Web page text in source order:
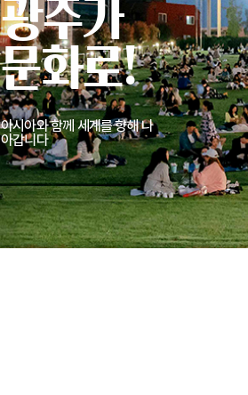
광주가
문화로!
아시아와 함께 세계를 향해 나
아갑니다